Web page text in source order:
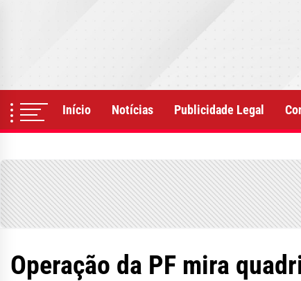
Início Notícias Publicidade Legal
Operação da PF mira